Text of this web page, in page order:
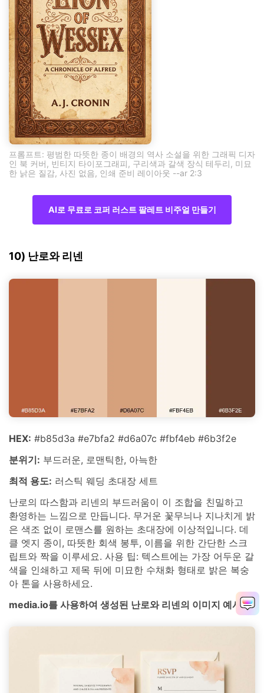
프롬프트: 평범한 따뜻한 종이 배경의 역사 소설을 위한 그래픽 디자
인 북 커버, 빈티지 타이포그래피, 구리색과 갈색 장식 테두리, 미묘
한 낡은 질감, 사진 없음, 인쇄 준비 레이아웃 --ar 2:3
AI로 무료로 코퍼 러스트 팔레트 비주얼 만들기
10) 난로와 리넨
HEX: #b85d3a #e7bfa2 #d6a07c #fbf4eb #6b3f2e
분위기: 부드러운, 로맨틱한, 아늑한
최적 용도: 러스틱 웨딩 초대장 세트
난로의 따스함과 리넨의 부드러움이 이 조합을 친밀하고
환영하는 느낌으로 만듭니다. 무거운 꽃무늬나 지나치게 밝
은 색조 없이 로맨스를 원하는 초대장에 이상적입니다. 데
클 엣지 종이, 따뜻한 회색 봉투, 이름을 위한 간단한 스크
립트와 짝을 이루세요. 사용 팁: 텍스트에는 가장 어두운 갈
색을 인쇄하고 제목 뒤에 미묘한 수채화 형태로 밝은 복숭
아 톤을 사용하세요.
media.io를 사용하여 생성된 난로와 리넨의 이미지 예시